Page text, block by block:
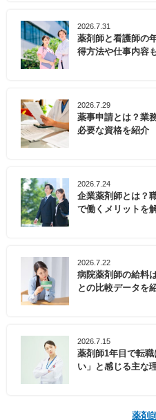
2026.7.31
薬剤師と看護師の
得方法や仕事内容
2026.7.29
薬事申請とは？業
必要な資格を紹介
2026.7.24
企業薬剤師とは？
で働くメリットを
2026.7.22
病院薬剤師の給料
との比較データを
2026.7.15
薬剤師1年目で転
い」と感じる主な
薬剤